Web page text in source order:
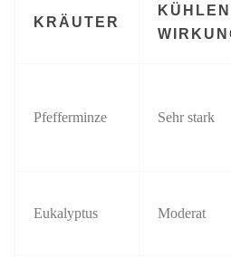
KRÄUTER
Pfefferminze Sehr stark
Eukalyptus Moderat